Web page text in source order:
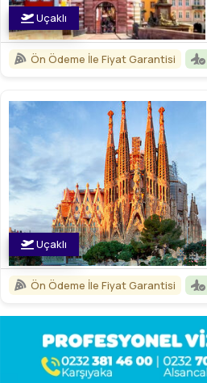
Uçaklı
Ön Ödeme İle Fiyat Garantisi
Uçaklı
Ön Ödeme İle Fiyat Garantisi